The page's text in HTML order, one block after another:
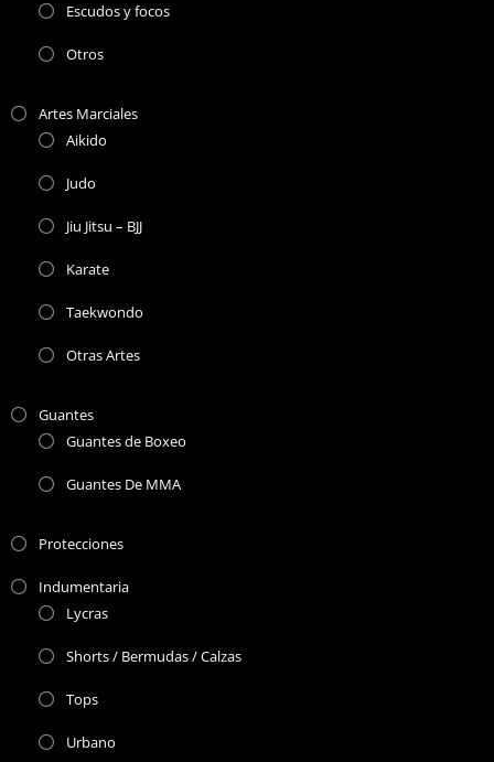
Escudos y focos
Otros
Artes Marciales
Aikido
Judo
Jiu Jitsu – BJJ
Karate
Taekwondo
Otras Artes
Guantes
Guantes de Boxeo
Guantes De MMA
Protecciones
Indumentaria
Lycras
Shorts / Bermudas / Calzas
Tops
Urbano